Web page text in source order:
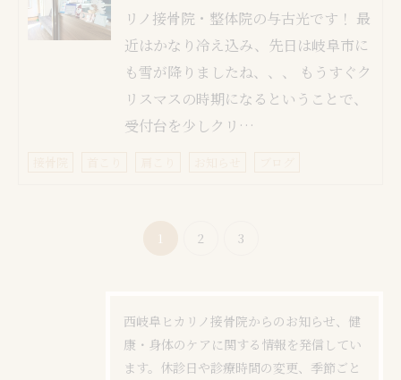
リノ接骨院・整体院の与古光です！ 最
近はかなり冷え込み、先日は岐阜市に
も雪が降りましたね、、、 もうすぐク
リスマスの時期になるということで、
受付台を少しクリ…
1 2 3
西岐阜ヒカリノ接骨院からのお知らせ、健
康・身体のケアに関する情報を発信してい
ます。休診日や診療時間の変更、季節ごと